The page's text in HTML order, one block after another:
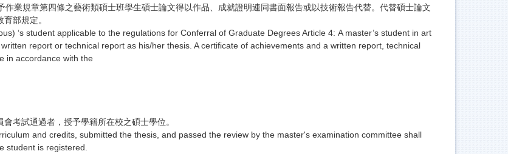
業規章第四條之藝術類碩士班學生碩士論文得以作品、成就證明連同書面報告或以技術報告代替。代替碩士論文
部規定。
‘s student applicable to the regulations for Conferral of Graduate Degrees Article 4: A master’s student in art
report or technical report as his/her thesis. A certificate of achievements and a written report, technical
in accordance with the
考試通過者，授予學籍所在校之碩士學位。
and credits, submitted the thesis, and passed the review by the master's examination committee shall
student is registered.